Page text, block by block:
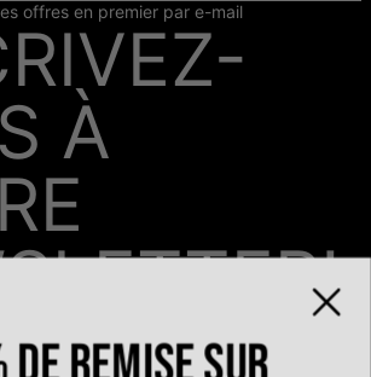
offres en premier par e-mail
À